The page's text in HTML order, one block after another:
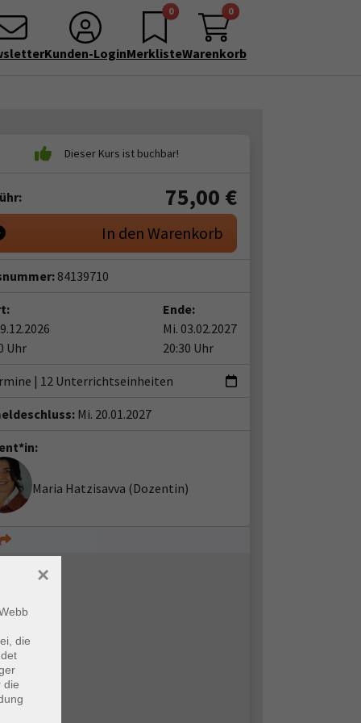
Kunden-Login
0
Merkliste
0
Warenkorb
75,00 €
In den Warenkorb
84139710
Uhr
Ende:
Mi. 03.02.2027
20:30 Uhr
| 12 Unterrichtseinheiten
Mi. 20.01.2027
Maria Hatzisavva (Dozentin)
die
die
×